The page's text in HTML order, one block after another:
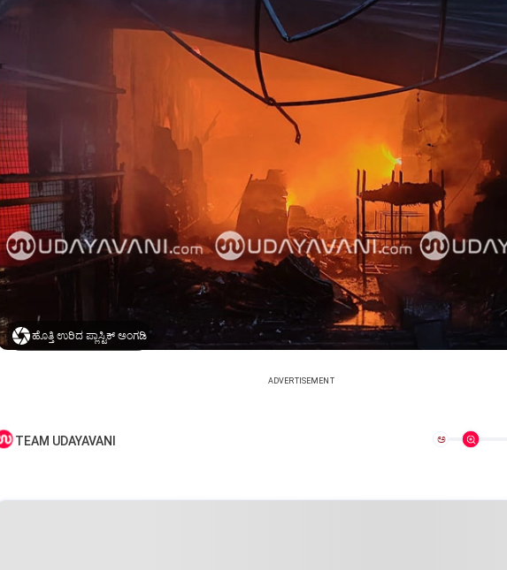
ಹೊತ್ತಿ ಉರಿದ ಪ್ಲಾಸ್ಟಿಕ್ ಅಂಗಡಿ
ADVERTISEMENT
TEAM UDAYAVANI ಅ